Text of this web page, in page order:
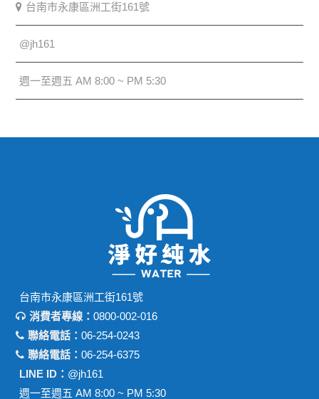
台南市永康區洲工街161號
@jh161
週一至週五 AM 8:00 ~ PM 5:30
台南市永康區洲工街161號
消費者專線：0800-002-016
聯絡電話：06-254-0243
聯絡電話：06-254-6375
LINE ID： @jh161
週一至週五 AM 8:00 ~ PM 5:30